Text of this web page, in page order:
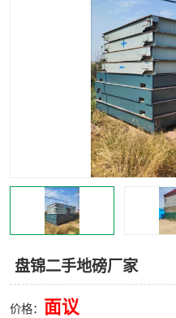
盘锦二手地磅厂家
价格： 面议
装载机电子秤
半自动输送机
塑料撕碎机